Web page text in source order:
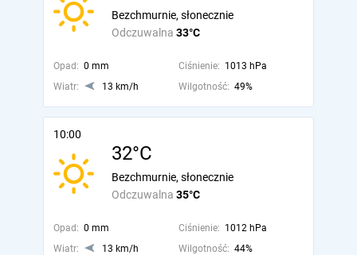
Odczuwalna 33°C
Bezchmurnie, słonecznie
Opad: 0 mm Ciśnienie: 1013 hPa
Wiatr:
13 km/h Wilgotność: 49%
10:00
32°C
Odczuwalna 35°C
Bezchmurnie, słonecznie
Opad: 0 mm Ciśnienie: 1012 hPa
Wiatr:
13 km/h Wilgotność: 44%